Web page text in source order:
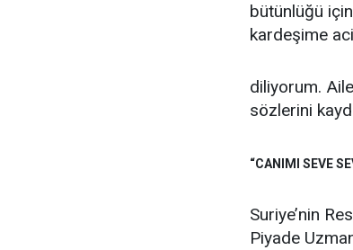
bütünlüğü
kardeşime
diliyorum.
sözlerini
“CANIMI SEVE
Suriye’nin
Piyade